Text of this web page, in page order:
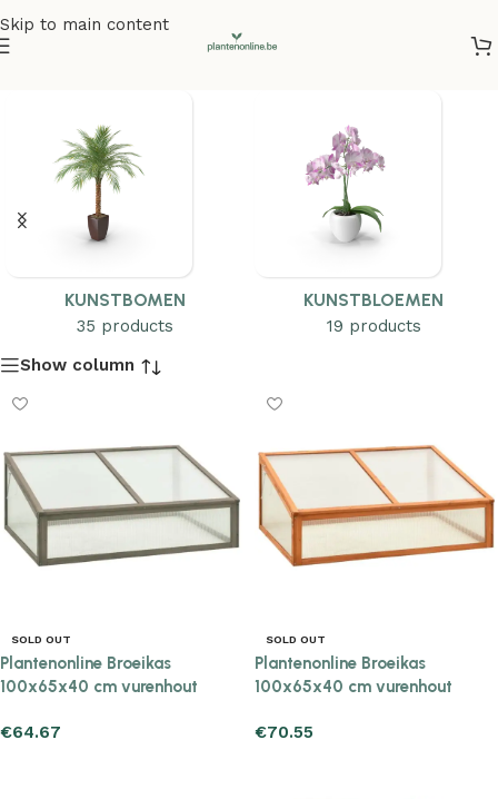
Skip to main content
KUNSTBOMEN
35 products
KUNSTBLOEMEN
19 products
Show column
SOLD OUT
Plantenonline Broeikas
100x65x40 cm vurenhout
€64.67
SOLD OUT
Plantenonline Broeikas
100x65x40 cm vurenhout
€70.55